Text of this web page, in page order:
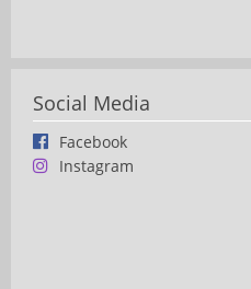
Social Media
Facebook
Instagram